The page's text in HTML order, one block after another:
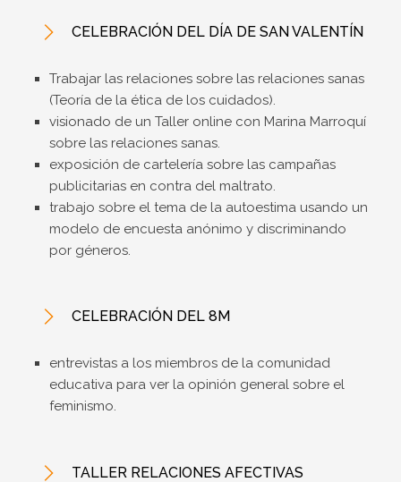
CELEBRACIÓN DEL DÍA DE SAN VALENTÍN
Trabajar las relaciones sobre las relaciones sanas
(Teoría de la ética de los cuidados).
visionado de un Taller online con Marina Marroquí
sobre las relaciones sanas.
exposición de cartelería sobre las campañas
publicitarias en contra del maltrato.
trabajo sobre el tema de la autoestima usando un
modelo de encuesta anónimo y discriminando
por géneros.
CELEBRACIÓN DEL 8M
entrevistas a los miembros de la comunidad
educativa para ver la opinión general sobre el
feminismo.​
TALLER RELACIONES AFECTIVAS